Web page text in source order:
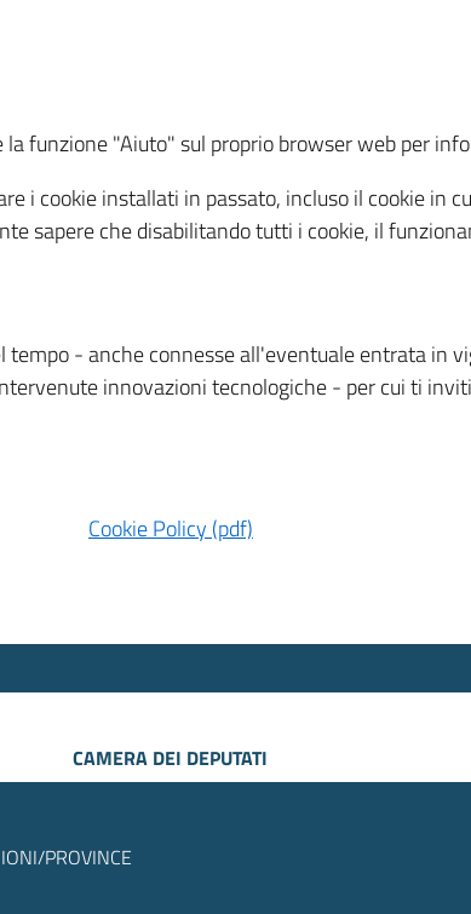
funzione "Aiuto" sul proprio browser web per
i cookie installati in passato, incluso il cookie in
sapere che disabilitando tutti i cookie, il
- anche connesse all'eventuale entrata in
innovazioni tecnologiche - per cui ti
Cookie Policy (pdf)
CAMERA DEI DEPUTATI
PROVINCE